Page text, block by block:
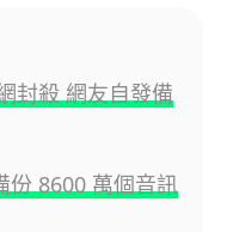
封殺 網友自發備
份 8600 萬個音訊